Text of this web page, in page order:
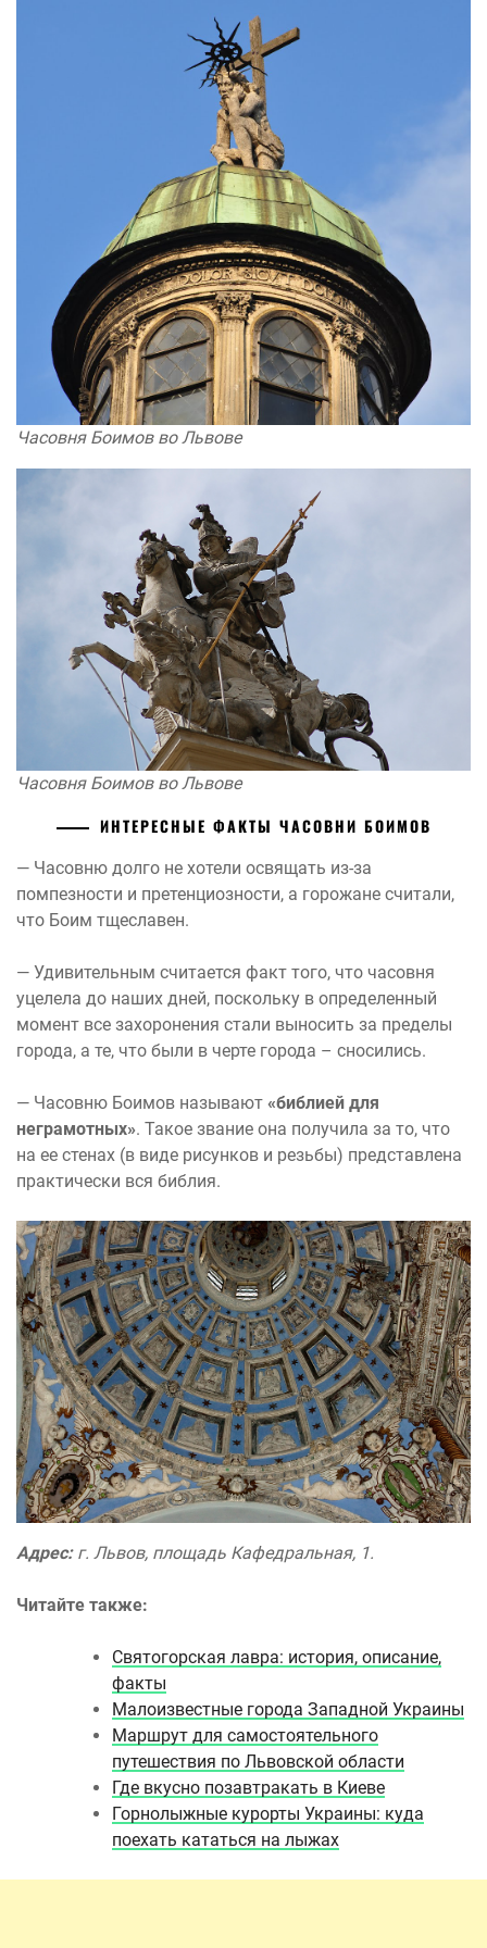
Часовня Боимов во Львове
Часовня Боимов во Львове
ИНТЕРЕСНЫЕ ФАКТЫ ЧАСОВНИ БОИМОВ
— Часовню долго не хотели освящать из-за
помпезности и претенциозности, а горожане считали,
что Боим тщеславен.
— Удивительным считается факт того, что часовня
уцелела до наших дней, поскольку в определенный
момент все захоронения стали выносить за пределы
города, а те, что были в черте города – сносились.
— Часовню Боимов называют «библией для
неграмотных». Такое звание она получила за то, что
на ее стенах (в виде рисунков и резьбы) представлена
практически вся библия.
Адрес:г. Львов, площадь Кафедральная, 1.
Читайте также:
Святогорская лавра: история, описание,
факты
Малоизвестные города Западной Украины
Маршрут для самостоятельного
путешествия по Львовской области
Где вкусно позавтракать в Киеве
Горнолыжные курорты Украины: куда
поехать кататься на лыжах